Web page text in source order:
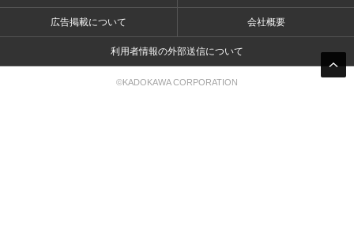
広告掲載について 会社概要
利用者情報の外部送信について
©KADOKAWA CORPORATION